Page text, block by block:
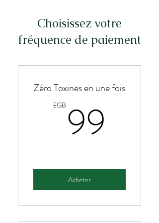
Choisissez votre
fréquence de paiement
Zéro Toxines en une fois
£GB 99
Acheter